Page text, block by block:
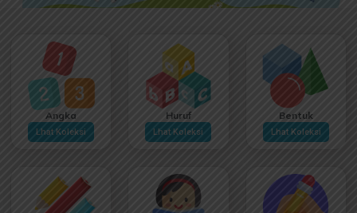
Angka
Lhat Koleksi
Huruf
Lhat Koleksi
Bentuk
Lhat Koleksi